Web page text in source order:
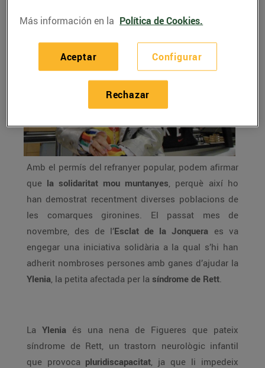
Amb el permís del refranyer popular, podem afirmar
que la solidaritat mou muntanyes , perquè així ho
han demostrat recentment diverses poblacions de
les comarques gironines. El passat mes de
novembre, des de l’Esclat de la Jonquera es va
engegar una iniciativa solidària a la qual s’hi han
adherit nombroses persones amb ganes d’ajudar la
Ylenia , la petita afectada per la síndrome de Rett
La Ylenia és una nena de Figueres que pateix
síndrome de Rett, un trastorn neurològic infantil
que provoca pluridiscapacitat , ja que li impedeix
Más información en la Política de Cookies.
Configurar
Rechazar
Aceptar